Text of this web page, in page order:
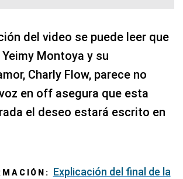
del video se puede leer que
Montoya y su
Charly Flow, parece no
en off asegura que esta
el deseo estará escrito en
Explicación del final de la